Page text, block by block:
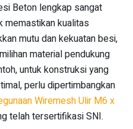
Beton lengkap sangat
memastikan kualitas
mutu dan kekuatan besi,
material pendukung
untuk konstruksi yang
perlu dipertimbangkan
Wiremesh Ulir M6 x
telah tersertifikasi SNI.